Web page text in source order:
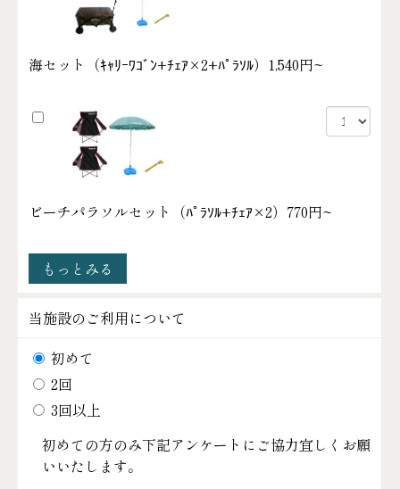
海セット（ｷｬﾘｰﾜｺﾞﾝ+ﾁｪｱ×2+ﾊﾟﾗｿﾙ） 1,540円~
ビーチパラソルセット（ﾊﾟﾗｿﾙ+ﾁｪｱ×2） 770円~
もっとみる
当施設のご利用について
初めて
2回
3回以上
初めての方のみ下記アンケートにご協力宜しくお願
いいたします。